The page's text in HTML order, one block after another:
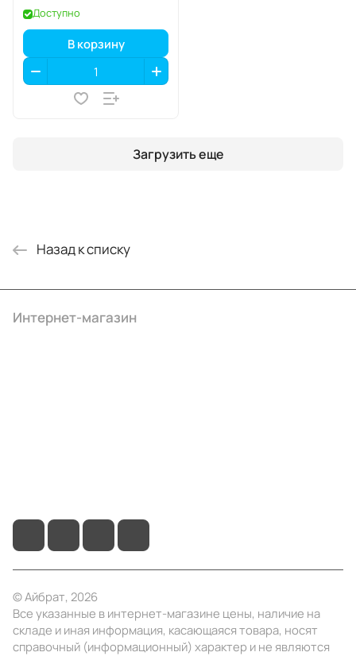
Доступно
В корзину
Загрузить еще
Назад к списку
Интернет-магазин
© Айбрат, 2026
Все указанные в интернет-магазине цены, наличие на
складе и иная информация, касающаяся товара, носят
справочный (информационный) характер и не являются